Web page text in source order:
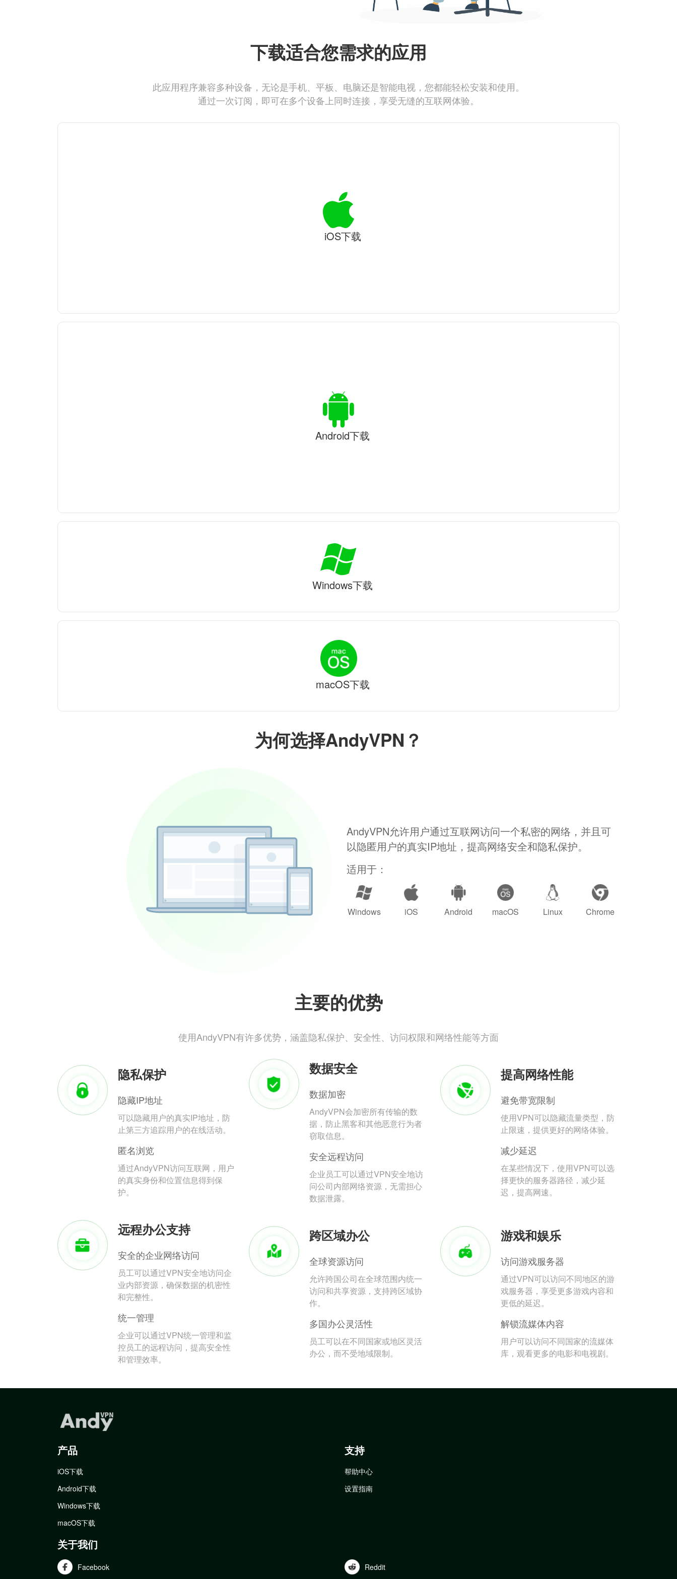
为何选择AndyVPN？
AndyVPN允许用户通过互联网访问一个私密的网络，并且可
以隐匿用户的真实IP地址，提高网络安全和隐私保护。
适用于：
Windows iOS Android macOS Linux Chrome
主要的优势
使用AndyVPN有许多优势，涵盖隐私保护、安全性、访问权限和网络性能等方面
隐私保护
隐藏IP地址
可以隐藏用户的真实IP地址，防
止第三方追踪用户的在线活动。
匿名浏览
通过AndyVPN访问互联网，用户
的真实身份和位置信息得到保
护。
数据安全
数据加密
AndyVPN会加密所有传输的数
据，防止黑客和其他恶意行为者
窃取信息。
安全远程访问
企业员工可以通过VPN安全地访
问公司内部网络资源，无需担心
数据泄露。
提高网络性能
避免带宽限制
使用VPN可以隐藏流量类型，防
止限速，提供更好的网络体验。
减少延迟
在某些情况下，使用VPN可以选
择更快的服务器路径，减少延
迟，提高网速。
远程办公支持
安全的企业网络访问
员工可以通过VPN安全地访问企
业内部资源，确保数据的机密性
和完整性。
统一管理
企业可以通过VPN统一管理和监
控员工的远程访问，提高安全性
和管理效率。
跨区域办公
全球资源访问
允许跨国公司在全球范围内统一
访问和共享资源，支持跨区域协
作。
多国办公灵活性
员工可以在不同国家或地区灵活
办公，而不受地域限制。
游戏和娱乐
访问游戏服务器
通过VPN可以访问不同地区的游
戏服务器，享受更多游戏内容和
更低的延迟。
解锁流媒体内容
用户可以访问不同国家的流媒体
库，观看更多的电影和电视剧。
下载适合您需求的应用
此应用程序兼容多种设备，无论是手机、平板、电脑还是智能电视，您都能轻松安装和使用。
通过一次订阅，即可在多个设备上同时连接，享受无缝的互联网体验。
iOS下载
Android下载
Windows下载
macOS下载
产品
iOS下载
Android下载
Windows下载
macOS下载
支持
帮助中心
设置指南
关于我们
Facebook Reddit